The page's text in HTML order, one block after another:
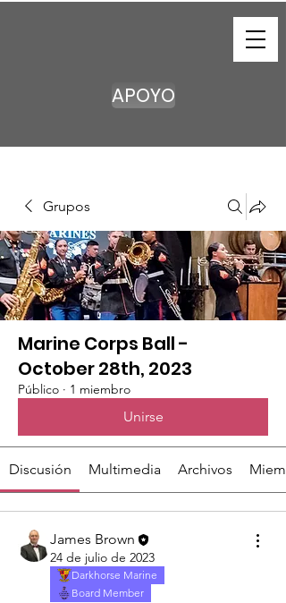
APOYO
Grupos
Marine Corps Ball -
October 28th, 2023
Público · 1 miembro
Unirse
Discusión Multimedia Archivos
James Brown
24 de julio de 2023
Darkhorse Marine
Board Member